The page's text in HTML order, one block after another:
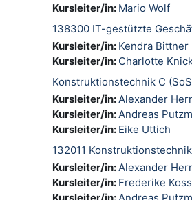
Kursleiter/in: Mario Wolf
138300 IT-gestützte
Kursleiter/in: Kendra Bittner
Kursleiter/in: Charlotte
Konstruktionstechnik C
Kursleiter/in: Alexander
Kursleiter/in: Andreas
Kursleiter/in: Eike Uttich
132011
Kursleiter/in: Alexander
Kursleiter/in: Frederike
Kursleiter/in: Andreas